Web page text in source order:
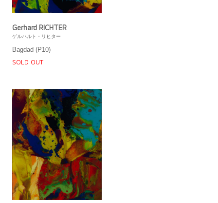
Gerhard RICHTER
ゲルハルト・リヒター
Bagdad (P10)
SOLD OUT